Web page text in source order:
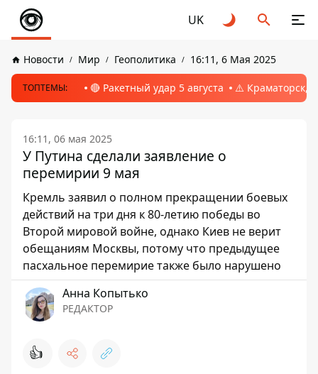
UK
Новости Мир Геополитика 16:11, 6 Мая 2025
ТОПТЕМЫ: 🔴 Ракетный удар 5 августа ⚠️ Краматорск,
16:11, 06 мая 2025
У Путина сделали заявление о
перемирии 9 мая
Кремль заявил о полном прекращении боевых
действий на три дня к 80-летию победы во
Второй мировой войне, однако Киев не верит
обещаниям Москвы, потому что предыдущее
пасхальное перемирие также было нарушено
Анна Копытько
РЕДАКТОР
👍